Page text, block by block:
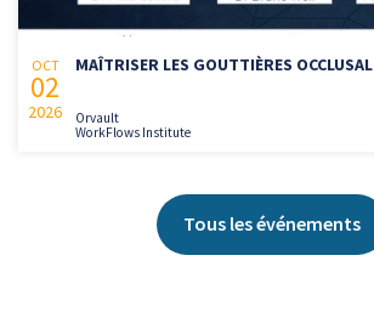
OCT
02
2026
MAÎTRISER LES GOUTTIÈRES
Orvault
WorkFlows Institute
Tous les événements